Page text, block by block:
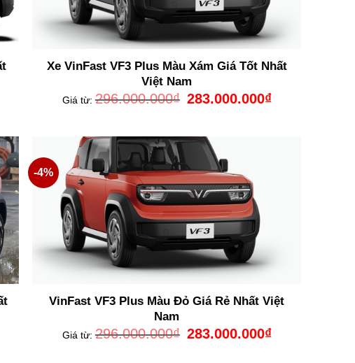
Xe VinFast VF3 Plus Màu Xám Giá Tốt Nhất
Việt Nam
Giá từ:296.000.000₫
Giá
gốc
283.000.000₫Giá
hiện
-4%
VinFast VF3 Plus Màu Đỏ Giá Rẻ Nhất Việt
Nam
Giá từ:296.000.000₫
Giá
gốc
283.000.000₫Giá
hiện